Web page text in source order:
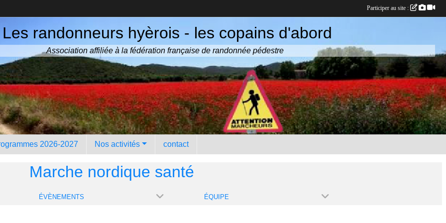
Les randonneurs hyèrois - les copains d'abord
Association affiliée à la fédération française de randonnée pédestre
2026-2027 Nos activités contact
Marche nordique santé
ÉVÈNEMENTS ÉQUIPE
Participer au site :